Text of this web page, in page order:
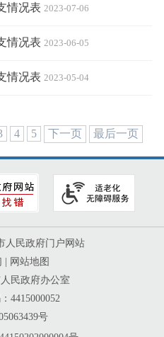
情况表 2023-07-06
情况表 2023-06-05
情况表 2023-05-04
4 5 下一页 最后一页
人民政府门户网站
| 网站地图
民政府办公室
4415000052
号